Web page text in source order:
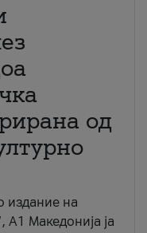
од
издание на
А1 Македонија ја